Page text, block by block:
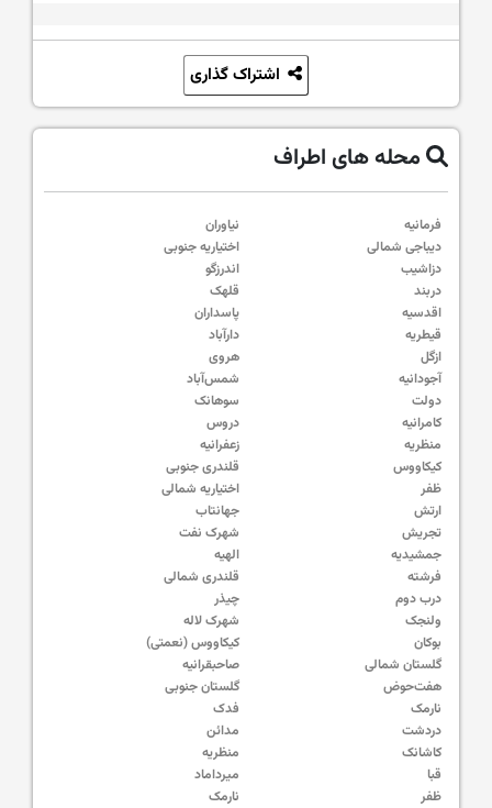
محله های اطراف
فرمانیه
نیاوران
دیباجی شمالی
اختیاریه جنوبی
دزاشیب
اندرزگو
دربند
قلهک
اقدسیه
پاسداران
قیطریه
دارآباد
ازگل
هروی
آجودانیه
شمس‌آباد
دولت
سوهانک
کامرانیه
دروس
منظریه
زعفرانیه
کیکاووس
قلندری جنوبی
ظفر
اختیاریه شمالی
ارتش
جهانتاب
تجریش
شهرک نفت
جمشیدیه
الهیه
فرشته
قلندری شمالی
درب دوم
چیذر
ولنجک
شهرک لاله
بوکان
کیکاووس (نعمتی)
گلستان شمالی
صاحبقرانیه
هفت‌حوض
گلستان جنوبی
نارمک
فدک
دردشت
مدائن
کاشانک
منظریه
قبا
میرداماد
ظفر
نارمک